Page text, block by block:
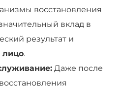
восстановления
вклад в
результат и
лицо.
Даже после